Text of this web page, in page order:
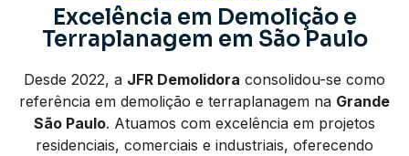
Excelência em Demolição e
Terraplanagem em São Paulo
Desde 2022, a JFR Demolidora consolidou-se como
referência em demolição e terraplanagem na Grande
São Paulo. Atuamos com excelência em projetos
residenciais, comerciais e industriais, oferecendo